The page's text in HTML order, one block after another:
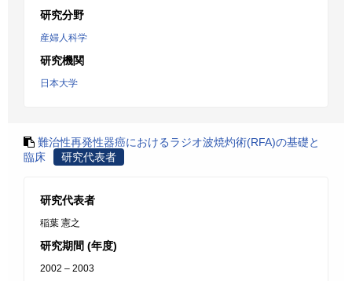
研究分野
産婦人科学
研究機関
日本大学
難治性再発性器癌におけるラジオ波焼灼術(RFA)の基礎と
臨床
研究代表者
研究代表者
稲葉 憲之
研究期間 (年度)
2002 – 2003